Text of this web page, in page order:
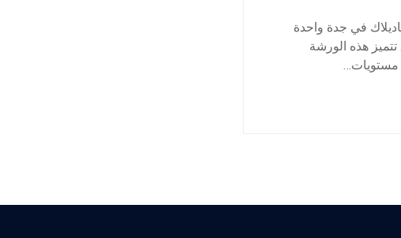
في جدة واحدة
هذه الورشة
مستويات…